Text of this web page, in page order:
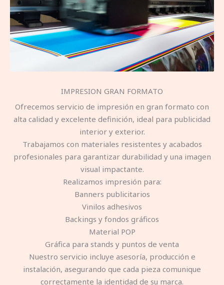
IMPRESION GRAN FORMATO
Ofrecemos servicio de impresión en gran formato con
alta calidad y excelente definición, ideal para publicidad
interior y exterior.
Trabajamos con materiales resistentes y acabados
profesionales para garantizar durabilidad y una imagen
visual impactante.
Realizamos impresión para:
Banners publicitarios
Vinilos adhesivos
Backings y fondos gráficos
Material POP
Gráfica para stands y puntos de venta
Nuestro servicio incluye asesoría, producción e
instalación, asegurando que cada pieza comunique
correctamente la identidad de su marca.